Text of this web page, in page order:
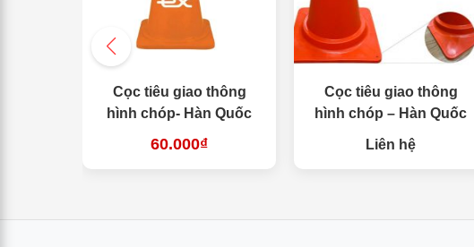
Cọc tiêu giao thông
hình chóp- Hàn Quốc
60.000₫
Cọc tiêu giao thông
hình chóp – Hàn Quốc
Liên hệ